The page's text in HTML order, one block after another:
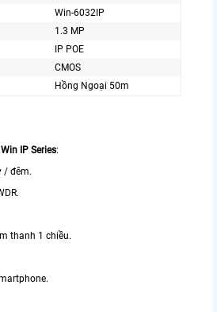
Win-6032IP
1.3 MP
IP POE
CMOS
Hồng Ngoại 50m
IP Series:
/ đêm.
thanh 1 chiều.